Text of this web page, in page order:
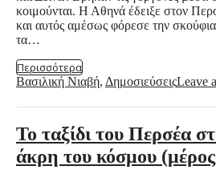
κοιμούνται. Η Αθηνά έδειξε στον
και αυτός αμέσως φόρεσε την
τα…
Περισσότερα
Βασιλική Νιαβή, ΔημοσιεύσειςLeave
Το ταξίδι του Περσέα
άκρη του κόσμου